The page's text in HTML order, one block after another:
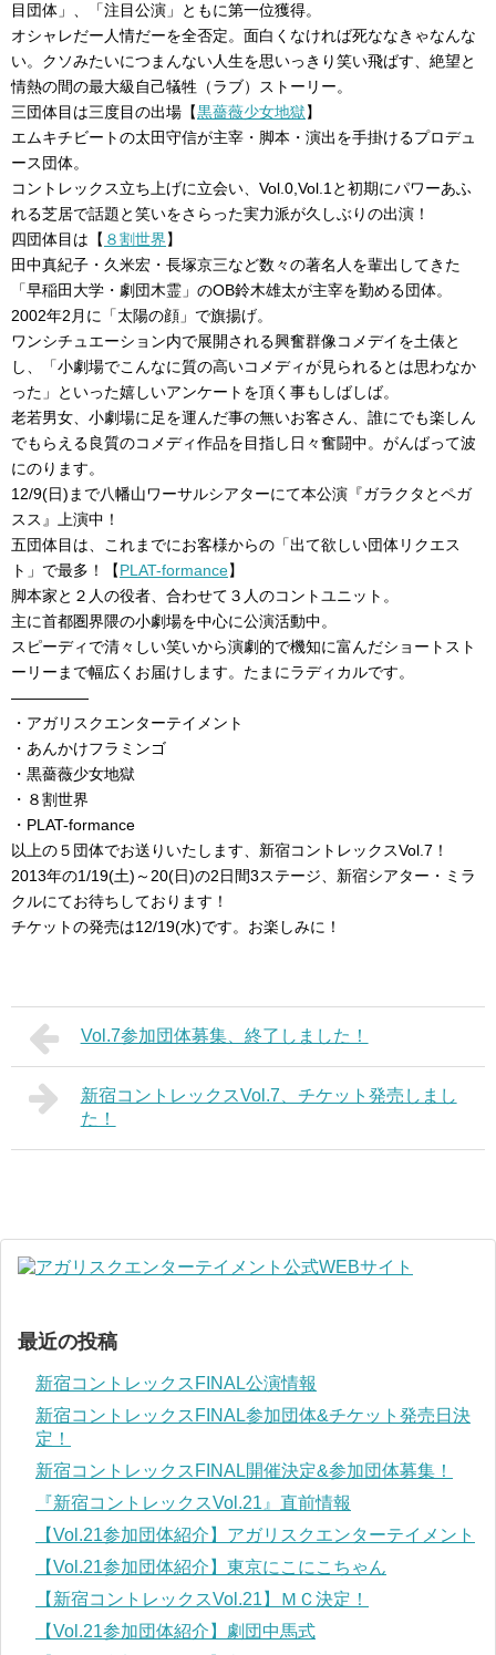
目団体」、「注目公演」ともに第一位獲得。
オシャレだー人情だーを全否定。面白くなければ死ななきゃなんな
い。クソみたいにつまんない人生を思いっきり笑い飛ばす、絶望と
情熱の間の最大級自己犠牲（ラブ）ストーリー。
三団体目は三度目の出場【黒薔薇少女地獄】
エムキチビートの太田守信が主宰・脚本・演出を手掛けるプロデュ
ース団体。
コントレックス立ち上げに立会い、Vol.0,Vol.1と初期にパワーあふ
れる芝居で話題と笑いをさらった実力派が久しぶりの出演！
四団体目は【 ８割世界】
田中真紀子・久米宏・長塚京三など数々の著名人を輩出してきた
「早稲田大学・劇団木霊」のOB鈴木雄太が主宰を勤める団体。
2002年2月に「太陽の顔」で旗揚げ。
ワンシチュエーション内で展開される興奮群像コメデイを土俵と
し、「小劇場でこんなに質の高いコメディが見られるとは思わなか
った」といった嬉しいアンケートを頂く事もしばしば。
老若男女、小劇場に足を運んだ事の無いお客さん、誰にでも楽しん
でもらえる良質のコメディ作品を目指し日々奮闘中。がんばって波
にのります。
12/9(日)まで八幡山ワーサルシアターにて本公演『ガラクタとペガ
スス』上演中！
五団体目は、これまでにお客様からの「出て欲しい団体リクエス
ト」で最多！【PLAT-formance】
脚本家と２人の役者、合わせて３人のコントユニット。
主に首都圏界隈の小劇場を中心に公演活動中。
スピーディで清々しい笑いから演劇的で機知に富んだショートスト
ーリーまで幅広くお届けします。たまにラディカルです。
―――――
・アガリスクエンターテイメント
・あんかけフラミンゴ
・黒薔薇少女地獄
・８割世界
・PLAT-formance
以上の５団体でお送りいたします、新宿コントレックスVol.7！
2013年の1/19(土)～20(日)の2日間3ステージ、新宿シアター・ミラ
クルにてお待ちしております！
チケットの発売は12/19(水)です。お楽しみに！
Vol.7参加団体募集、終了しました！
新宿コントレックスVol.7、チケット発売しまし
た！
最近の投稿
新宿コントレックスFINAL公演情報
新宿コントレックスFINAL参加団体&チケット発売日決
定！
新宿コントレックスFINAL開催決定&参加団体募集！
『新宿コントレックスVol.21』直前情報
【Vol.21参加団体紹介】アガリスクエンターテイメント
【Vol.21参加団体紹介】東京にこにこちゃん
【新宿コントレックスVol.21】ＭＣ決定！
【Vol.21参加団体紹介】劇団中馬式